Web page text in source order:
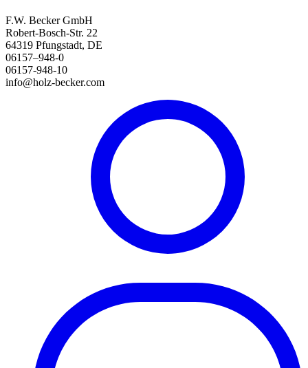
F.W. Becker GmbH
Robert-Bosch-Str. 22
64319 Pfungstadt, DE
06157–948-0
06157-948-10
info@holz-becker.com